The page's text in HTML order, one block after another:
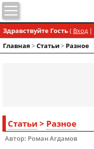
Здравствуйте Гость( Вход|
Главная >Статьи> Разное
Статьи > Разное
Автор: Роман Агдамов